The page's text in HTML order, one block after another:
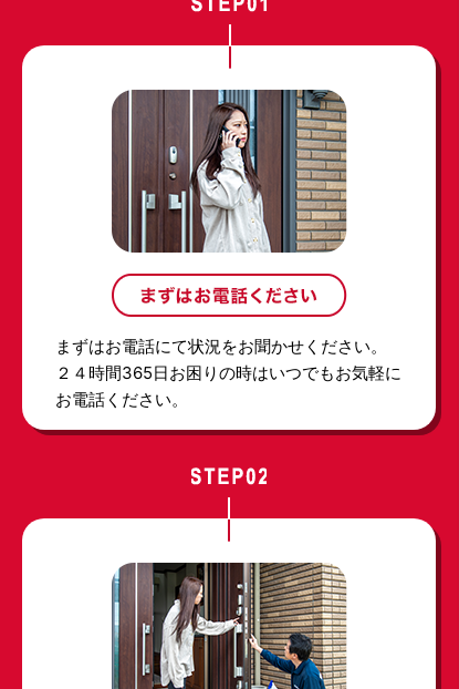
まずはお電話にて状況をお聞かせください。
２４時間365日お困りの時はいつでもお気軽に
お電話ください。